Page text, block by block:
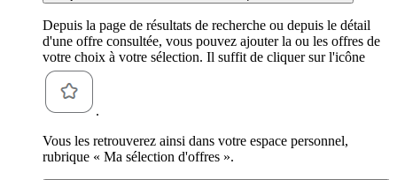
Depuis la page de résultats de recherche ou depuis le détail
d'une offre consultée, vous pouvez ajouter la ou les offres de
votre choix à votre sélection. Il suffit de cliquer sur l'icône
.
Vous les retrouverez ainsi dans votre espace personnel,
rubrique « Ma sélection d'offres ».